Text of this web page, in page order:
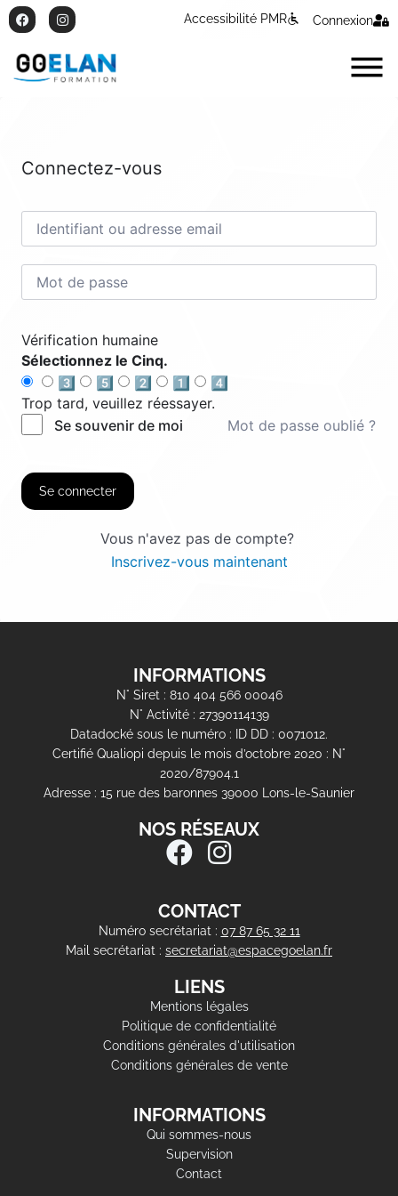
Accessibilité PMR Connexion
Connectez-vous
Vérification humaine
Sélectionnez le Cinq.
3️⃣
5️⃣ 2️⃣ 1️⃣
4️⃣
Trop tard, veuillez réessayer.
Se souvenir de moi
Mot de passe oublié ?
Se connecter
Vous n'avez pas de compte?
Inscrivez-vous maintenant
INFORMATIONS
N° Siret : 810 404 566 00046
N° Activité : 27390114139
Datadocké sous le numéro : ID DD : 0071012.
Certifié Qualiopi depuis le mois d’octobre 2020 : N°
2020/87904.1
Adresse : 15 rue des baronnes 39000 Lons-le-Saunier
NOS RÉSEAUX
CONTACT
Numéro secrétariat : 07 87 65 32 11
Mail secrétariat : secretariat@espacegoelan.fr
LIENS
Mentions légales
Politique de confidentialité
Conditions générales d'utilisation
Conditions générales de vente
INFORMATIONS
Qui sommes-nous
Supervision
Contact